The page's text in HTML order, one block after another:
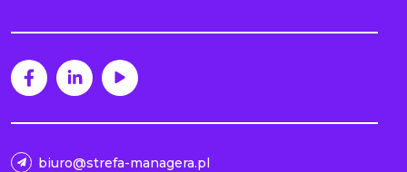
biuro@strefa-managera.pl